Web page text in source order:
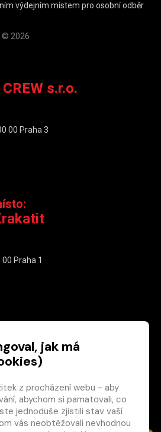
×
Máte u nás již
výdejním místem pro osobní odběr
© 2026
s.r.o.
00 Praha 3
Praha 1
jak má
z procházení webu - aby
abychom si pamatovali, co
jednoduše zjistili stav vaší
vás neobtěžovali nevhodnou